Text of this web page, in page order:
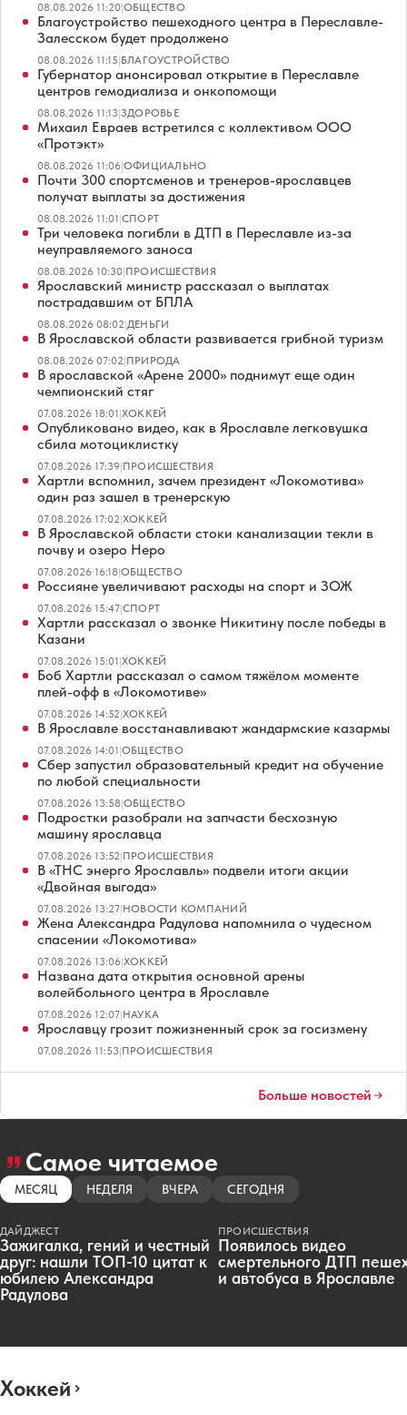
08.08.2026 11:20|ОБЩЕСТВО
Благоустройство пешеходного центра в Переславле-
Залесском будет продолжено
08.08.2026 11:15|БЛАГОУСТРОЙСТВО
Губернатор анонсировал открытие в Переславле
центров гемодиализа и онкопомощи
08.08.2026 11:13|ЗДОРОВЬЕ
Михаил Евраев встретился с коллективом ООО
«Протэкт»
08.08.2026 11:06|ОФИЦИАЛЬНО
Почти 300 спортсменов и тренеров-ярославцев
получат выплаты за достижения
08.08.2026 11:01|СПОРТ
Три человека погибли в ДТП в Переславле из-за
неуправляемого заноса
08.08.2026 10:30|ПРОИСШЕСТВИЯ
Ярославский министр рассказал о выплатах
пострадавшим от БПЛА
08.08.2026 08:02|ДЕНЬГИ
В Ярославской области развивается грибной туризм
08.08.2026 07:02|ПРИРОДА
В ярославской «Арене 2000» поднимут еще один
чемпионский стяг
07.08.2026 18:01|ХОККЕЙ
Опубликовано видео, как в Ярославле легковушка
сбила мотоциклистку
07.08.2026 17:39|ПРОИСШЕСТВИЯ
Хартли вспомнил, зачем президент «Локомотива»
один раз зашел в тренерскую
07.08.2026 17:02|ХОККЕЙ
В Ярославской области стоки канализации текли в
почву и озеро Неро
07.08.2026 16:18|ОБЩЕСТВО
Россияне увеличивают расходы на спорт и ЗОЖ
07.08.2026 15:47|СПОРТ
Хартли рассказал о звонке Никитину после победы в
Казани
07.08.2026 15:01|ХОККЕЙ
Боб Хартли рассказал о самом тяжёлом моменте
плей-офф в «Локомотиве»
07.08.2026 14:52|ХОККЕЙ
В Ярославле восстанавливают жандармские казармы
07.08.2026 14:01|ОБЩЕСТВО
Сбер запустил образовательный кредит на обучение
по любой специальности
07.08.2026 13:58|ОБЩЕСТВО
Подростки разобрали на запчасти бесхозную
машину ярославца
07.08.2026 13:52|ПРОИСШЕСТВИЯ
В «ТНС энерго Ярославль» подвели итоги акции
«Двойная выгода»
07.08.2026 13:27|НОВОСТИ КОМПАНИЙ
Жена Александра Радулова напомнила о чудесном
спасении «Локомотива»
07.08.2026 13:06|ХОККЕЙ
Названа дата открытия основной арены
волейбольного центра в Ярославле
07.08.2026 12:07|НАУКА
Ярославцу грозит пожизненный срок за госизмену
07.08.2026 11:53|ПРОИСШЕСТВИЯ
Больше новостей
Самое читаемое
МЕСЯЦ НЕДЕЛЯ ВЧЕРА СЕГОДНЯ
ДАЙДЖЕСТ
Зажигалка, гений и честный
друг: нашли ТОП-10 цитат к
юбилею Александра
Радулова
ПРОИСШЕСТВИЯ
Появилось видео
смертельного ДТП
и автобуса в Ярославле
Хоккей